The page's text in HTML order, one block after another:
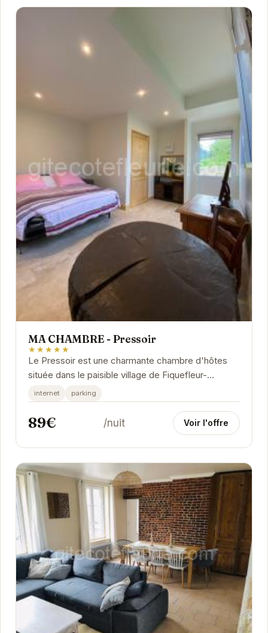
MA CHAMBRE - Pressoir
★★★★★
Le Pressoir est une charmante chambre d'hôtes
située dans le paisible village de Fiquefleur-
Équainville.
internet parking
89€ /nuit Voir l'offre